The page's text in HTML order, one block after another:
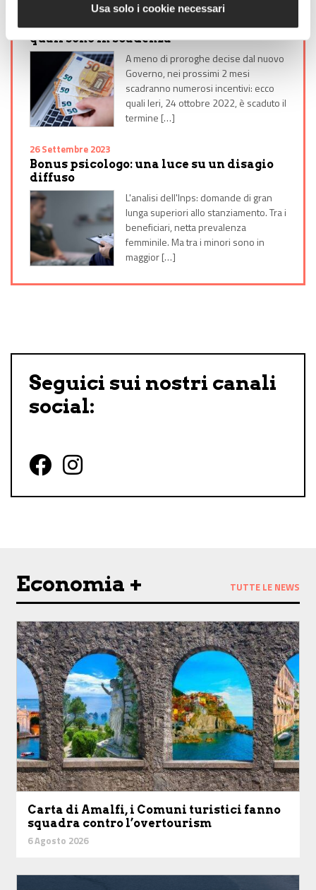
Usa solo i cookie necessari
25 Ottobre 2022
Fine 2022: che futuro per i bonus? Ecco
quali sono in scadenza
A meno di proroghe decise dal nuovo
Governo, nei prossimi 2 mesi
scadranno numerosi incentivi: ecco
quali Ieri, 24 ottobre 2022, è scaduto il
termine […]
26 Settembre 2023
Bonus psicologo: una luce su un disagio
diffuso
L'analisi dell'Inps: domande di gran
lunga superiori allo stanziamento. Tra i
beneficiari, netta prevalenza
femminile. Ma tra i minori sono in
maggior […]
Seguici sui nostri canali
social:
Follow us on Facebook
Follow us on Instagram
Economia + TUTTE LE NEWS
Carta di Amalfi, i Comuni turistici fanno
squadra contro l’overtourism
6 Agosto 2026